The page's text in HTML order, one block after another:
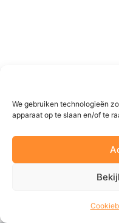
We gebruiken technologieën
apparaat op te slaan en/of te